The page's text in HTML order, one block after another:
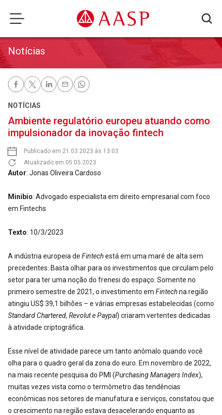
Notícias
NOTÍCIAS
Ambiente regulatório europeu atuando como
impulsionador da inovação fintech
Publicado em 21.03.2023 às 13:03
Atualizado em 05.05.2023
Autor: Jonas Oliveira Cardoso
Minibio: Advogado especialista em direito empresarial com foco
em Fintechs
Texto: 10/3/2023
A indústria europeia de Fintechestá em uma maré de alta sem
precedentes. Basta olhar para os investimentos que circulam pelo
setor para ter uma noção do frenesi do espaço. Somente no
primeiro semestre de 2021, o investimento em Fintechna região
atingiu US$ 39,1 bilhões – e várias empresas estabelecidas (como
Standard Chartered, Revolut e Paypal) criaram vertentes dedicadas
à atividade criptográfica.
Esse nível de atividade parece um tanto anômalo quando você
olha para o quadro geral da zona do euro. Em novembro de 2022,
na mais recente pesquisa do PMI (Purchasing Managers Index),
muitas vezes vista como o termômetro das tendências
econômicas nos setores de manufatura e serviços, constatou que
o crescimento na região estava desacelerando enquanto as